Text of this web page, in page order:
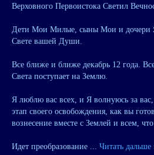
Верховного Первоистока Светил
Дети Мои Милые, сыны Мои и дочери Я
Свете вашей Души.
Все ближе и ближе декабрь 12 года.
Света поступает на Землю.
Я люблю вас всех, и Я волнуюсь за
этап своего освобождения, как вы
вознесение вместе с Землей и всем,
Идет преобразование ... Читать дальше